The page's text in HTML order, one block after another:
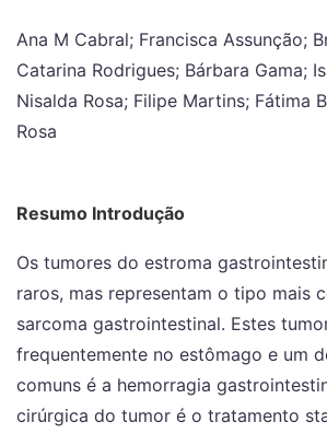
Ana M Cabral; Francisca Assunção;
Catarina Rodrigues; Bárbara Gama;
Nisalda Rosa; Filipe Martins; Fátima
Rosa
Resumo Introdução
Os tumores do estroma
raros, mas representam o tipo mais
sarcoma gastrointestinal. Estes
frequentemente no estômago e um
comuns é a hemorragia
cirúrgica do tumor é o tratamento